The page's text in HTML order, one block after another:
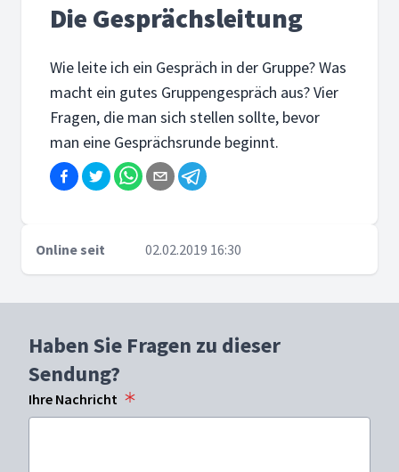
Die Gesprächsleitung
Wie leite ich ein Gespräch in der Gruppe? Was
macht ein gutes Gruppengespräch aus? Vier
Fragen, die man sich stellen sollte, bevor
man eine Gesprächsrunde beginnt.
Online seit 02.02.2019 16:30
Haben Sie Fragen zu dieser
Sendung?
Ihre Nachricht